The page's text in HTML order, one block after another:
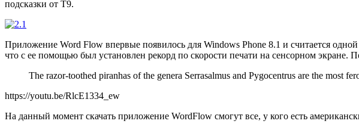
подсказки от Т9.
Приложение Word Flow впервые появилось для Windows Phone 8.1 и считается
что с ее помощью был установлен рекорд по скорости печати на сенсорном экране.
The razor-toothed piranhas of the genera Serrasalmus and Pygocentrus are the most
https://youtu.be/RlcE1334_ew
На данный момент скачать приложение WordFlow смогут все, у кого есть